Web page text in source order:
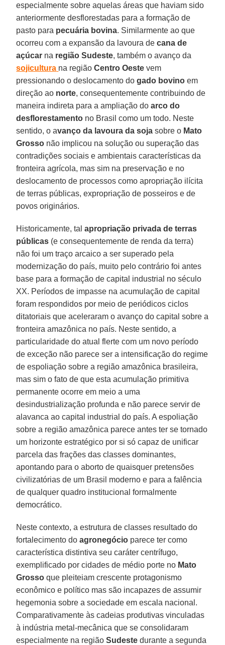
especialmente sobre aquelas áreas que haviam sido
anteriormente desflorestadas para a formação de
pasto para pecuária bovina. Similarmente ao que
ocorreu com a expansão da lavoura de cana de
açúcar na região Sudeste, também o avanço da
sojicultura na regiãoCentro Oeste vem
pressionando o deslocamento dogado bovino em
direção ao norte, consequentemente contribuindo de
maneira indireta para a ampliação doarco do
desflorestamento no Brasil como um todo. Neste
sentido, o avanço da lavoura da soja sobre o Mato
Grosso não implicou na solução ou superação das
contradições sociais e ambientais características da
fronteira agrícola, mas sim na preservação e no
deslocamento de processos como apropriação ilícita
de terras públicas, expropriação de posseiros e de
povos originários.
Historicamente, talapropriação privada de terras
públicas (e consequentemente de renda da terra)
não foi um traço arcaico a ser superado pela
modernização do país, muito pelo contrário foi antes
base para a formação de capital industrial no século
XX. Períodos de impasse na acumulação de capital
foram respondidos por meio de periódicos ciclos
ditatoriais que aceleraram o avanço do capital sobre a
fronteira amazônica no país. Neste sentido, a
particularidade do atual flerte com um novo período
de exceção não parece ser a intensificação do regime
de espoliação sobre a região amazônica brasileira,
mas sim o fato de que esta acumulação primitiva
permanente ocorre em meio a uma
desindustrialização profunda e não parece servir de
alavanca ao capital industrial do país. A espoliação
sobre a região amazônica parece antes ter se tornado
um horizonte estratégico por si só capaz de unificar
parcela das frações das classes dominantes,
apontando para o aborto de quaisquer pretensões
civilizatórias de um Brasil moderno e para a falência
de qualquer quadro institucional formalmente
democrático.
Neste contexto, a estrutura de classes resultado do
fortalecimento doagronegócio parece ter como
característica distintiva seu caráter centrífugo,
exemplificado por cidades de médio porte no Mato
Grosso que pleiteiam crescente protagonismo
econômico e político mas são incapazes de assumir
hegemonia sobre a sociedade em escala nacional.
Comparativamente às cadeias produtivas vinculadas
à indústria metal-mecânica que se consolidaram
especialmente na regiãoSudeste durante a segunda